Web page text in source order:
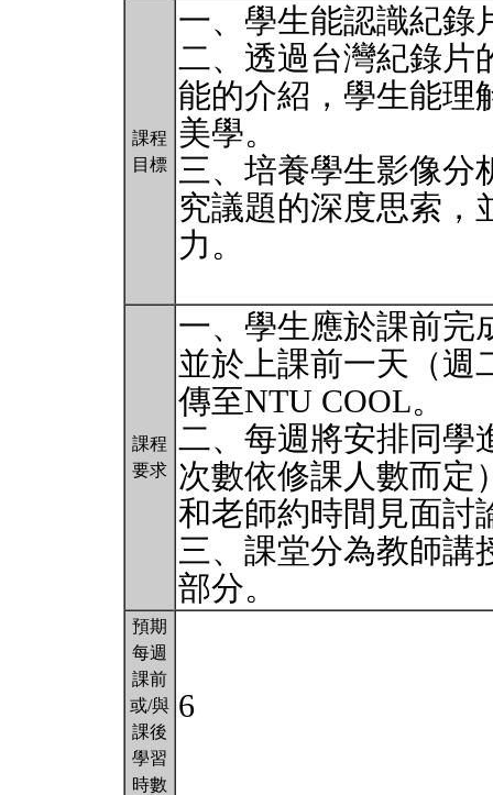
課程
目標
一、學生能認識紀錄
二、透過台灣紀錄片
能的介紹，學生能理
美學。
三、培養學生影像分
究議題的深度思索，
力。
課程
要求
一、學生應於課前完
並於上課前一天（週
傳至NTU COOL。
二、每週將安排同學
次數依修課人數而定
和老師約時間見面討
三、課堂分為教師講
部分。
預期
每週
課前
或/與
課後
學習
時數
6